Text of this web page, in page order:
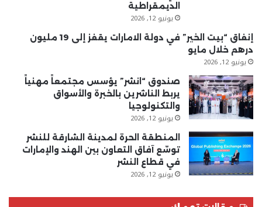
الديمقراطية
يونيو 12, 2026
إنفاق “بيت الخير” في دولة الامارات يقفز إلى 19 مليون
درهم خلال مايو
يونيو 12, 2026
صندوق “انشر” يؤسس مجتمعاً مهنياً
يربط الناشرين بالخبرة والأسواق
والتكنولوجيا
يونيو 12, 2026
المنطقة الحرة لمدينة الشارقة للنشر
توسّع آفاق التعاون بين الهند والإمارات
في قطاع النشر
يونيو 12, 2026